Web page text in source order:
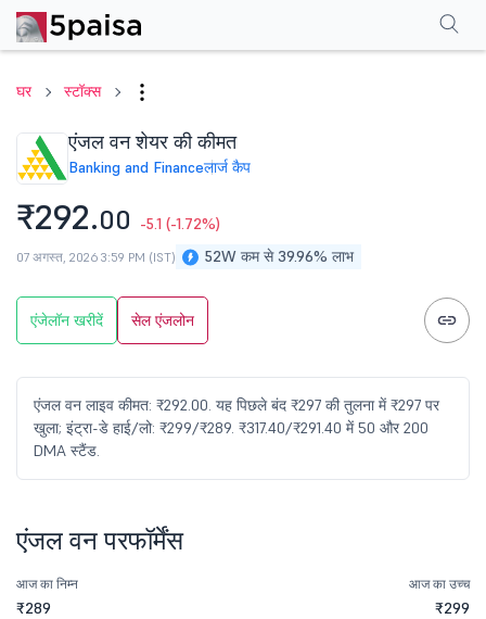
घर स्टॉक्स
एंजल वन शेयर की कीमत
Banking and Financeलार्ज कैप
₹292.00 -5.1 (-1.72%)
52W कम से 39.96% लाभ
07 अगस्त, 2026 3:59 PM (IST)
एंजेलॉन खरीदें सेल एंजलोन
एंजल वन लाइव कीमत: ₹292.00. यह पिछले बंद ₹297 की तुलना में ₹297 पर
खुला; इंट्रा-डे हाई/लो: ₹299/₹289. ₹317.40/₹291.40 में 50 और 200
DMA स्टैंड.
परफॉर्मेंसफाइनेंशियल्स सामान्य
एंजल वन परफॉर्मेंस
आज का निम्न
₹289
आज का उच्च
₹299